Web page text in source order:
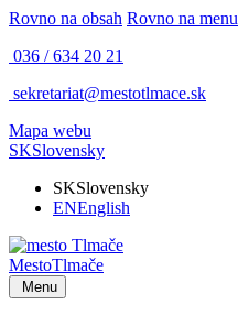
Rovno na obsah Rovno na menu
036 / 634 20 21
sekretariat@mestotlmace.sk
Mapa webu
SKSlovensky
SKSlovensky
ENEnglish
MestoTlmače
Menu